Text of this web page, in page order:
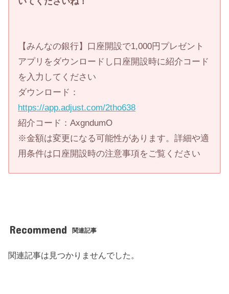
【みんなの銀行】口座開設で1,000円プレゼント
アプリをダウンロードし口座開設時に紹介コード
を入力してください
ダウンロード：
https://app.adjust.com/2tho638
紹介コード：AxgndumO
※金額は変更になる可能性があります。詳細や適
用条件は口座開設時の注意事項をご覧ください
Recommend 関連記事
関連記事は見つかりませんでした。